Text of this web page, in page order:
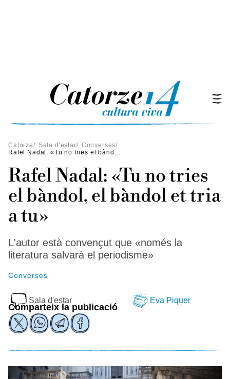
Catorze/ Sala d'estar/ Converses/
Rafel Nadal: «Tu no tries el bàndol, el bàndol et tria a tu»
Rafel Nadal: «Tu no tries
el bàndol, el bàndol et tria
a tu»
L'autor està convençut que «només la
literatura salvarà el periodisme»
Converses
Sala d'estar Eva Piquer
Comparteix la publicació